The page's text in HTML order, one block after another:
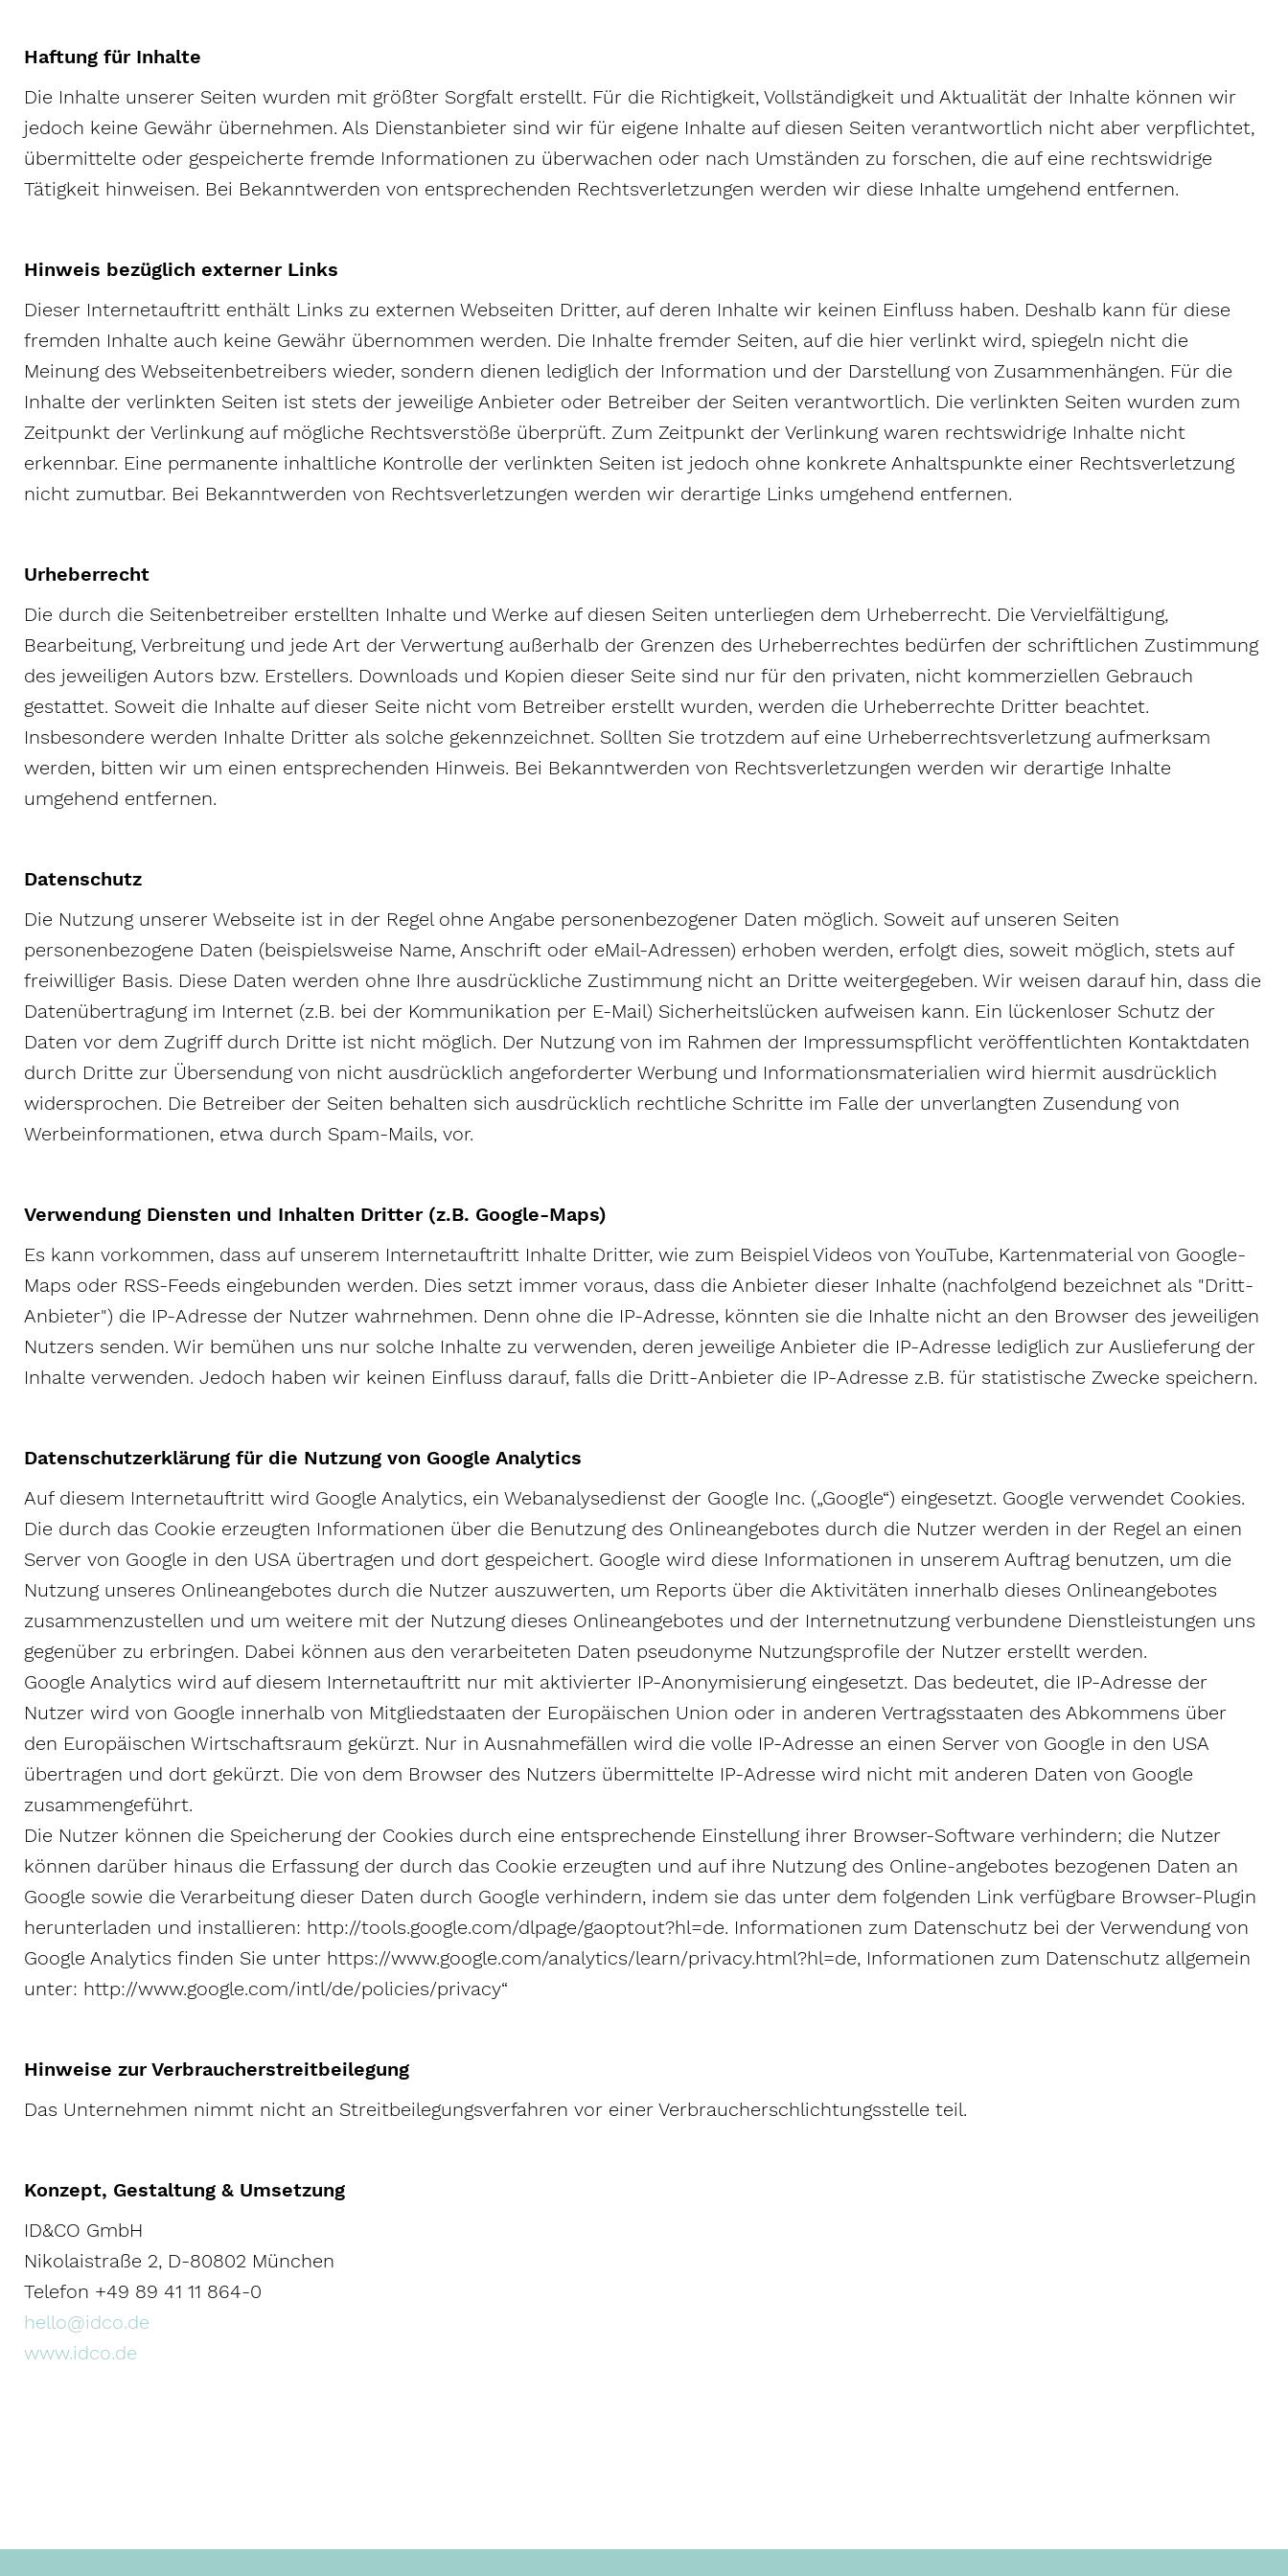
Haftung für Inhalte
Die Inhalte unserer Seiten wurden mit größter Sorgfalt erstellt. Für die Richtigkeit, Vollständigkeit und Aktualität der Inhalte können wir
jedoch keine Gewähr übernehmen. Als Dienstanbieter sind wir für eigene Inhalte auf diesen Seiten verantwortlich nicht aber verpflichtet,
übermittelte oder gespeicherte fremde Informationen zu überwachen oder nach Umständen zu forschen, die auf eine rechtswidrige
Tätigkeit hinweisen. Bei Bekanntwerden von entsprechenden Rechtsverletzungen werden wir diese Inhalte umgehend entfernen.
Hinweis bezüglich externer Links
Dieser Internetauftritt enthält Links zu externen Webseiten Dritter, auf deren Inhalte wir keinen Einfluss haben. Deshalb kann für diese
fremden Inhalte auch keine Gewähr übernommen werden. Die Inhalte fremder Seiten, auf die hier verlinkt wird, spiegeln nicht die
Meinung des Webseitenbetreibers wieder, sondern dienen lediglich der Information und der Darstellung von Zusammenhängen. Für die
Inhalte der verlinkten Seiten ist stets der jeweilige Anbieter oder Betreiber der Seiten verantwortlich. Die verlinkten Seiten wurden zum
Zeitpunkt der Verlinkung auf mögliche Rechtsverstöße überprüft. Zum Zeitpunkt der Verlinkung waren rechtswidrige Inhalte nicht
erkennbar. Eine permanente inhaltliche Kontrolle der verlinkten Seiten ist jedoch ohne konkrete Anhaltspunkte einer Rechtsverletzung
nicht zumutbar. Bei Bekanntwerden von Rechtsverletzungen werden wir derartige Links umgehend entfernen.
Urheberrecht
Die durch die Seitenbetreiber erstellten Inhalte und Werke auf diesen Seiten unterliegen dem Urheberrecht. Die Vervielfältigung,
Bearbeitung, Verbreitung und jede Art der Verwertung außerhalb der Grenzen des Urheberrechtes bedürfen der schriftlichen Zustimmung
des jeweiligen Autors bzw. Erstellers. Downloads und Kopien dieser Seite sind nur für den privaten, nicht kommerziellen Gebrauch
gestattet. Soweit die Inhalte auf dieser Seite nicht vom Betreiber erstellt wurden, werden die Urheberrechte Dritter beachtet.
Insbesondere werden Inhalte Dritter als solche gekennzeichnet. Sollten Sie trotzdem auf eine Urheberrechtsverletzung aufmerksam
werden, bitten wir um einen entsprechenden Hinweis. Bei Bekanntwerden von Rechtsverletzungen werden wir derartige Inhalte
umgehend entfernen.
Datenschutz
Die Nutzung unserer Webseite ist in der Regel ohne Angabe personenbezogener Daten möglich. Soweit auf unseren Seiten
personenbezogene Daten (beispielsweise Name, Anschrift oder eMail-Adressen) erhoben werden, erfolgt dies, soweit möglich, stets auf
freiwilliger Basis. Diese Daten werden ohne Ihre ausdrückliche Zustimmung nicht an Dritte weitergegeben. Wir weisen darauf hin, dass die
Datenübertragung im Internet (z.B. bei der Kommunikation per E-Mail) Sicherheitslücken aufweisen kann. Ein lückenloser Schutz der
Daten vor dem Zugriff durch Dritte ist nicht möglich. Der Nutzung von im Rahmen der Impressumspflicht veröffentlichten Kontaktdaten
durch Dritte zur Übersendung von nicht ausdrücklich angeforderter Werbung und Informationsmaterialien wird hiermit ausdrücklich
widersprochen. Die Betreiber der Seiten behalten sich ausdrücklich rechtliche Schritte im Falle der unverlangten Zusendung von
Werbeinformationen, etwa durch Spam-Mails, vor.
Verwendung Diensten und Inhalten Dritter (z.B. Google-Maps)
Es kann vorkommen, dass auf unserem Internetauftritt Inhalte Dritter, wie zum Beispiel Videos von YouTube, Kartenmaterial von Google-
Maps oder RSS-Feeds eingebunden werden. Dies setzt immer voraus, dass die Anbieter dieser Inhalte (nachfolgend bezeichnet als "Dritt-
Anbieter") die IP-Adresse der Nutzer wahrnehmen. Denn ohne die IP-Adresse, könnten sie die Inhalte nicht an den Browser des jeweiligen
Nutzers senden. Wir bemühen uns nur solche Inhalte zu verwenden, deren jeweilige Anbieter die IP-Adresse lediglich zur Auslieferung der
Inhalte verwenden. Jedoch haben wir keinen Einfluss darauf, falls die Dritt-Anbieter die IP-Adresse z.B. für statistische Zwecke speichern.
Datenschutzerklärung für die Nutzung von Google Analytics
Auf diesem Internetauftritt wird Google Analytics, ein Webanalysedienst der Google Inc. („Google“) eingesetzt. Google verwendet Cookies.
Die durch das Cookie erzeugten Informationen über die Benutzung des Onlineangebotes durch die Nutzer werden in der Regel an einen
Server von Google in den USA übertragen und dort gespeichert. Google wird diese Informationen in unserem Auftrag benutzen, um die
Nutzung unseres Onlineangebotes durch die Nutzer auszuwerten, um Reports über die Aktivitäten innerhalb dieses Onlineangebotes
zusammenzustellen und um weitere mit der Nutzung dieses Onlineangebotes und der Internetnutzung verbundene Dienstleistungen uns
gegenüber zu erbringen. Dabei können aus den verarbeiteten Daten pseudonyme Nutzungsprofile der Nutzer erstellt werden.
Google Analytics wird auf diesem Internetauftritt nur mit aktivierter IP-Anonymisierung eingesetzt. Das bedeutet, die IP-Adresse der
Nutzer wird von Google innerhalb von Mitgliedstaaten der Europäischen Union oder in anderen Vertragsstaaten des Abkommens über
den Europäischen Wirtschaftsraum gekürzt. Nur in Ausnahmefällen wird die volle IP-Adresse an einen Server von Google in den USA
übertragen und dort gekürzt. Die von dem Browser des Nutzers übermittelte IP-Adresse wird nicht mit anderen Daten von Google
zusammengeführt.
Die Nutzer können die Speicherung der Cookies durch eine entsprechende Einstellung ihrer Browser-Software verhindern; die Nutzer
können darüber hinaus die Erfassung der durch das Cookie erzeugten und auf ihre Nutzung des Online-angebotes bezogenen Daten an
Google sowie die Verarbeitung dieser Daten durch Google verhindern, indem sie das unter dem folgenden Link verfügbare Browser-Plugin
herunterladen und installieren: http://tools.google.com/dlpage/gaoptout?hl=de. Informationen zum Datenschutz bei der Verwendung von
Google Analytics finden Sie unter https://www.google.com/analytics/learn/privacy.html?hl=de, Informationen zum Datenschutz allgemein
unter: http://www.google.com/intl/de/policies/privacy“
Hinweise zur Verbraucherstreitbeilegung
Das Unternehmen nimmt nicht an Streitbeilegungsverfahren vor einer Verbraucherschlichtungsstelle teil.
Konzept, Gestaltung & Umsetzung
ID&CO GmbH
Nikolaistraße 2, D-80802 München
Telefon +49 89 41 11 864-0
hello@idco.de
www.idco.de